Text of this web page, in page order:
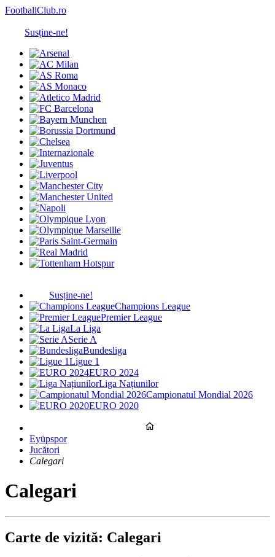
FootballClub.ro
Susține-ne!
Susține-ne!
Champions League
Premier League
La Liga
Serie A
Bundesliga
Ligue 1
EURO 2024
Liga Națiunilor
Campionatul Mondial 2026
EURO 2020
Eyüpspor
Jucători
Calegari
Calegari
Carte de vizită: Calegari